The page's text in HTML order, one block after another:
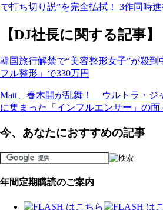
で打ち切り説”を完全払拭！ 3作同時
【DJ社長に関する記事】
韓国旅行解禁で“美容整形女子”が殺到
フル整形」で330万円
Matt、春木開が乱舞！ ウルトラ・ジ
に集まった「インフルエンサー」の面
今、あなたにおすすめの記事
年間定期購読のご案内